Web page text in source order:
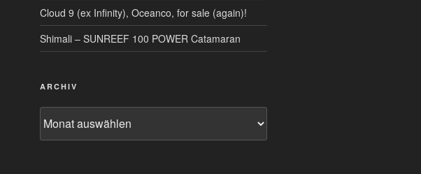
Cloud 9 (ex Infinity), Oceanco, for sale (again)!
Shimali – SUNREEF 100 POWER Catamaran
ARCHIV